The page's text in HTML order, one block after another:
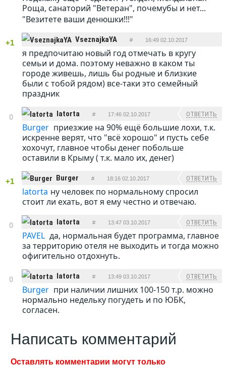
Роща, санаторий "Ветеран", почемубы и нет...
"Везитете ваши денюшки!!!"
+1 VseznajkaYA # 16:49 02.10.2017
ОТВЕТИТЬ
я предпочитаю новый год отмечать в кругу
семьи и дома. поэтому неважно в каком ты
городе живешь, лишь бы родные и близкие
были с тобой рядом) все-таки это семейный
праздник
0 latorta # 17:46 02.10.2017 ОТВЕТИТЬ
Burger приезжие на 90% ещё большие лохи, т.к.
искренне верят, что "всё хорошо" и пусть себе
хохочут, главное чтобы денег побольше
оставили в Крыму ( т.к. мало их, денег)
+1 Burger # 18:16 02.10.2017 ОТВЕТИТЬ
latorta ну человек по нормальному спросил
стоит ли ехать, вот я ему честно и отвечаю.
0 latorta # 13:47 03.10.2017 ОТВЕТИТЬ
PAVEL да, нормальная будет программа, главное
за территорию отеля не выходить и тогда можно
офигительно отдохнуть.
0 latorta # 13:49 03.10.2017 ОТВЕТИТЬ
Burger при наличии лишних 100-150 т.р. можно
нормально недельку погудеть и по ЮБК,
согласен.
Написать комментарий